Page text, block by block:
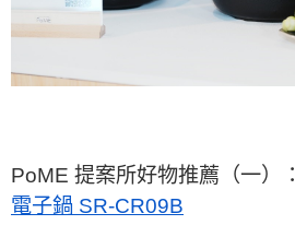
PoME 提案所好物推薦（一）：
電子鍋 SR-CR09B